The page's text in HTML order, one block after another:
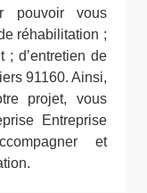
pouvoir vous
réhabilitation ;
; d’entretien de
91160. Ainsi,
projet, vous
Entreprise
et